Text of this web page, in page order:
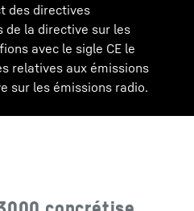
des directives
de la directive sur les
avec le sigle CE le
relatives aux émissions
sur les émissions radio.